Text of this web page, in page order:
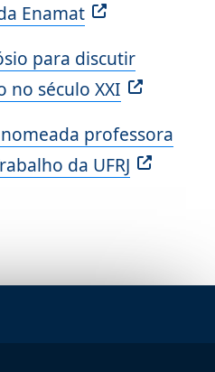
Enamat
para discutir
no século XXI
professora
da UFRJ